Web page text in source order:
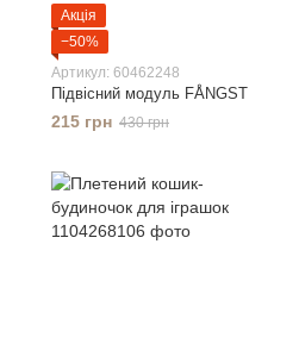
Акція
−50%
Артикул: 60462248
Підвісний модуль FÅNGST
215 грн 430 грн